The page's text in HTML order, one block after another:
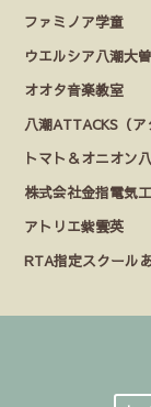
ファミノア学童
ウエルシア八潮大
オオタ音楽教室
八潮ATTACKS（ア
トマト＆オニオン
株式会社金指電気
アトリエ紫雲英
RTA指定スクール